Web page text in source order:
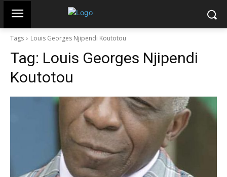
Tags Louis Georges Njipendi Koutotou
Tag: Louis Georges Njipendi
Koutotou